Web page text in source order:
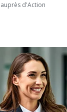
auprès d'Action